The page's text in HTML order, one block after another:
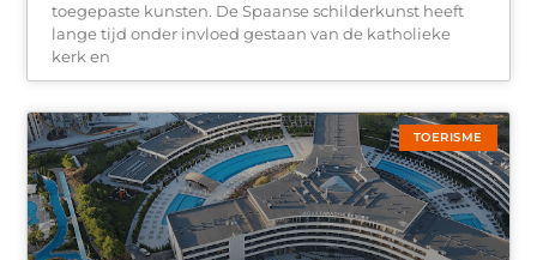
toegepaste kunsten. De Spaanse schilderkunst heeft
lange tijd onder invloed gestaan van de katholieke
kerk en
TOERISME